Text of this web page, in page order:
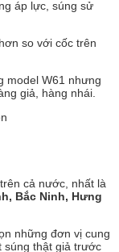
áp lực, súng sử
so với cốc trên
model W61 nhưng
giả, hàng nhái.
cả nước, nhất là
Bắc Ninh, Hưng
những đơn vị cung
súng thật giả trước